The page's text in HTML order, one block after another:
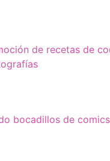
de recetas de
bocadillos de